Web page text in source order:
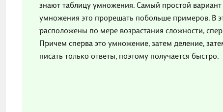
знают таблицу умножения. Самый простой
умножения это прорешать побольше примеров. В
расположены по мере возрастания сложности,
Причем сперва это умножение, затем деление,
писать только ответы, поэтому получается быстро.